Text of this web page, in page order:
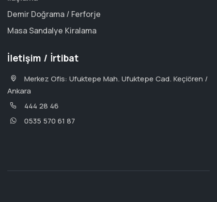
Demir Doğrama / Ferforje
Masa Sandalye Kiralama
İletişim / İrtibat
Merkez Ofis: Ufuktepe Mah. Ufuktepe Cad. Keçiören /
Ankara
444 28 46
0535 570 61 87